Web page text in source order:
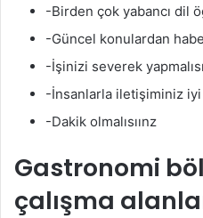
-Birden çok yabancı dil
-Güncel konulardan
-İşinizi severek
-İnsanlarla iletişiminiz iyi
-Dakik olmalısıınz
Gastronomi
çalışma